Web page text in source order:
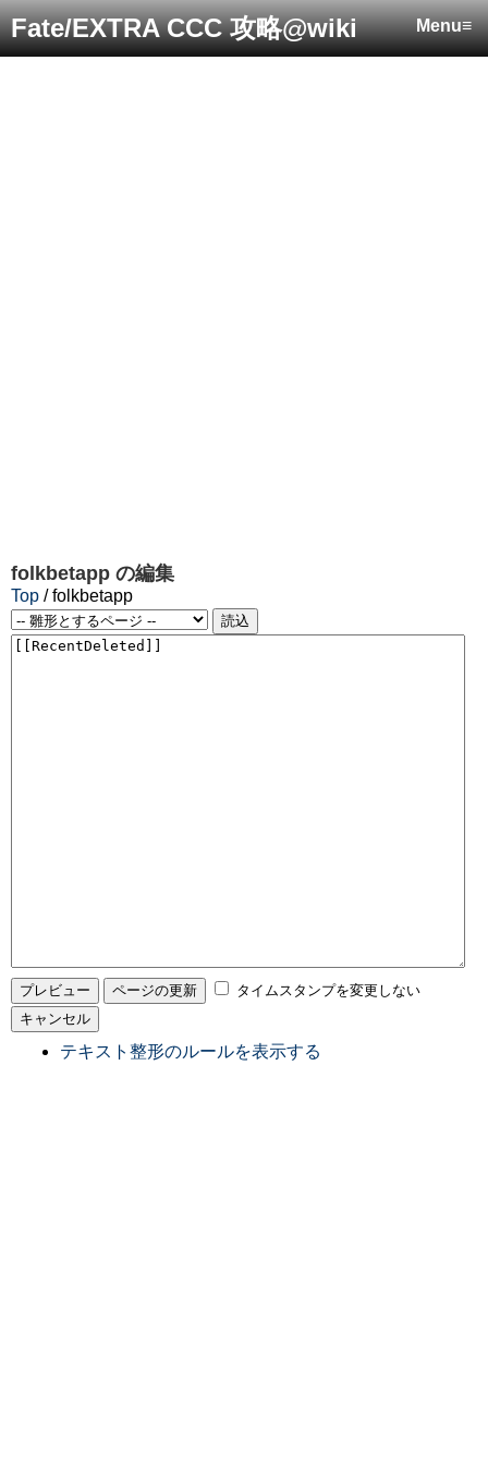
Menu≡
Fate/EXTRA CCC 攻略@wiki
folkbetapp の編集
Top / folkbetapp
タイムスタンプを変更しない
テキスト整形のルールを表示する